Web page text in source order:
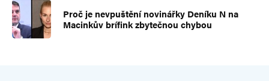
Proč je nevpuštění novinářky Deníku N na
Macinkův brífink zbytečnou chybou